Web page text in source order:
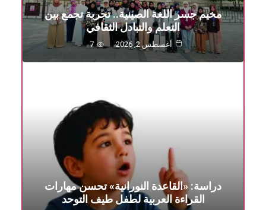
مخيم جسر اللغة الصينية.. تجربة تجمع بين
التعلم والتبادل الثقافي
أغسطس 2, 2026 7
دراسة: «القاعدة النورانية» تحسن مهارات
القراءة العربية لطفل طيف التوحد